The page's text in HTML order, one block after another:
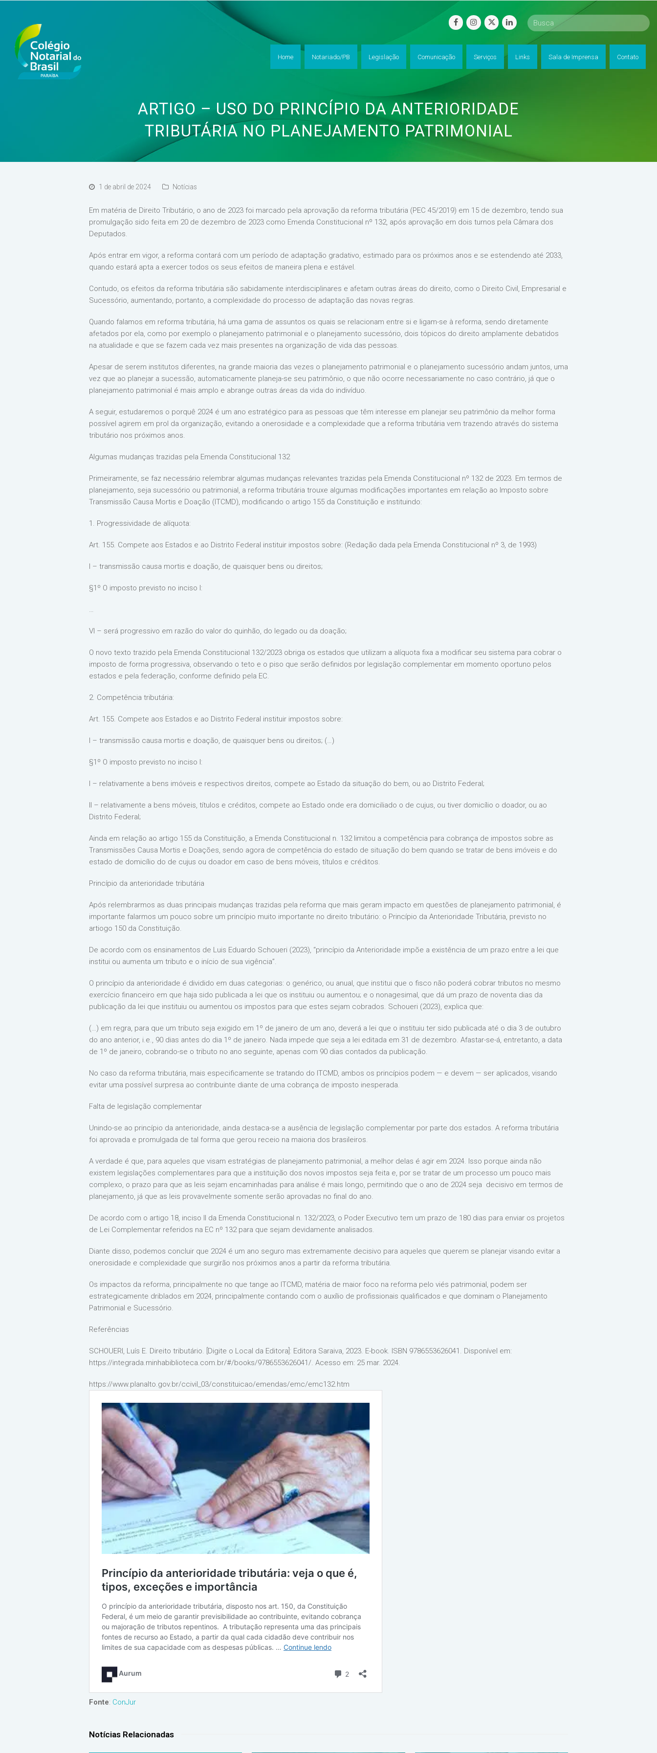
facebookinstagram
twitterlinkedin
Home Notariado/PB Legislação Comunicação Serviços Links Sala de Imprensa Contato
ARTIGO – USO DO PRINCÍPIO DA ANTERIORIDADE
TRIBUTÁRIA NO PLANEJAMENTO PATRIMONIAL
1 de abril de 2024 Notícias
Em matéria de Direito Tributário, o ano de 2023 foi marcado pela aprovação da reforma tributária (PEC 45/2019) em 15 de dezembro, tendo sua
promulgação sido feita em 20 de dezembro de 2023 como Emenda Constitucional nº 132, após aprovação em dois turnos pela Câmara dos
Deputados.
Após entrar em vigor, a reforma contará com um período de adaptação gradativo, estimado para os próximos anos e se estendendo até 2033,
quando estará apta a exercer todos os seus efeitos de maneira plena e estável.
Contudo, os efeitos da reforma tributária são sabidamente interdisciplinares e afetam outras áreas do direito, como o Direito Civil, Empresarial e
Sucessório, aumentando, portanto, a complexidade do processo de adaptação das novas regras.
Quando falamos em reforma tributária, há uma gama de assuntos os quais se relacionam entre si e ligam-se à reforma, sendo diretamente
afetados por ela, como por exemplo o planejamento patrimonial e o planejamento sucessório, dois tópicos do direito amplamente debatidos
na atualidade e que se fazem cada vez mais presentes na organização de vida das pessoas.
Apesar de serem institutos diferentes, na grande maioria das vezes o planejamento patrimonial e o planejamento sucessório andam juntos, uma
vez que ao planejar a sucessão, automaticamente planeja-se seu patrimônio, o que não ocorre necessariamente no caso contrário, já que o
planejamento patrimonial é mais amplo e abrange outras áreas da vida do indivíduo.
A seguir, estudaremos o porquê 2024 é um ano estratégico para as pessoas que têm interesse em planejar seu patrimônio da melhor forma
possível agirem em prol da organização, evitando a onerosidade e a complexidade que a reforma tributária vem trazendo através do sistema
tributário nos próximos anos.
Algumas mudanças trazidas pela Emenda Constitucional 132
Primeiramente, se faz necessário relembrar algumas mudanças relevantes trazidas pela Emenda Constitucional nº 132 de 2023. Em termos de
planejamento, seja sucessório ou patrimonial, a reforma tributária trouxe algumas modificações importantes em relação ao Imposto sobre
Transmissão Causa Mortis e Doação (ITCMD), modificando o artigo 155 da Constituição e instituindo:
1. Progressividade de alíquota:
Art. 155. Compete aos Estados e ao Distrito Federal instituir impostos sobre: (Redação dada pela Emenda Constitucional nº 3, de 1993)
I – transmissão causa mortis e doação, de quaisquer bens ou direitos;
§1º O imposto previsto no inciso I:
…
VI – será progressivo em razão do valor do quinhão, do legado ou da doação;​
O novo texto trazido pela Emenda Constitucional 132/2023 obriga os estados que utilizam a alíquota fixa a modificar seu sistema para cobrar o
imposto de forma progressiva, observando o teto e o piso que serão definidos por legislação complementar em momento oportuno pelos
estados e pela federação, conforme definido pela EC.
2. Competência tributária:
Art. 155. Compete aos Estados e ao Distrito Federal instituir impostos sobre:
I – transmissão causa mortis e doação, de quaisquer bens ou direitos; (…)
§1º O imposto previsto no inciso I:
I – relativamente a bens imóveis e respectivos direitos, compete ao Estado da situação do bem, ou ao Distrito Federal;
II – relativamente a bens móveis, títulos e créditos, compete ao Estado onde era domiciliado o de cujus, ou tiver domicílio o doador, ou ao
Distrito Federal;
Ainda em relação ao artigo 155 da Constituição, a Emenda Constitucional n. 132 limitou a competência para cobrança de impostos sobre as
Transmissões Causa Mortis e Doações, sendo agora de competência do estado de situação do bem quando se tratar de bens imóveis e do
estado de domicílio do de cujus ou doador em caso de bens móveis, títulos e créditos.
Princípio da anterioridade tributária
Após relembrarmos as duas principais mudanças trazidas pela reforma que mais geram impacto em questões de planejamento patrimonial, é
importante falarmos um pouco sobre um princípio muito importante no direito tributário: o Princípio da Anterioridade Tributária, previsto no
artiogo 150 da Constituição.
De acordo com os ensinamentos de Luis Eduardo Schoueri (2023), “princípio da Anterioridade impõe a existência de um prazo entre a lei que
institui ou aumenta um tributo e o início de sua vigência”.
O princípio da anterioridade é dividido em duas categorias: o genérico, ou anual, que institui que o fisco não poderá cobrar tributos no mesmo
exercício financeiro em que haja sido publicada a lei que os instituiu ou aumentou; e o nonagesimal, que dá um prazo de noventa dias da
publicação da lei que instituiu ou aumentou os impostos para que estes sejam cobrados. Schoueri (2023), explica que:
(…) em regra, para que um tributo seja exigido em 1º de janeiro de um ano, deverá a lei que o instituiu ter sido publicada até o dia 3 de outubro
do ano anterior, i.e., 90 dias antes do dia 1º de janeiro. Nada impede que seja a lei editada em 31 de dezembro. Afastar-se-á, entretanto, a data
de 1º de janeiro, cobrando-se o tributo no ano seguinte, apenas com 90 dias contados da publicação.
No caso da reforma tributária, mais especificamente se tratando do ITCMD, ambos os princípios podem — e devem — ser aplicados, visando
evitar uma possível surpresa ao contribuinte diante de uma cobrança de imposto inesperada.
Falta de legislação complementar
Unindo-se ao princípio da anterioridade, ainda destaca-se a ausência de legislação complementar por parte dos estados. A reforma tributária
foi aprovada e promulgada de tal forma que gerou receio na maioria dos brasileiros.
A verdade é que, para aqueles que visam estratégias de planejamento patrimonial, a melhor delas é agir em 2024. Isso porque ainda não
existem legislações complementares para que a instituição dos novos impostos seja feita e, por se tratar de um processo um pouco mais
complexo, o prazo para que as leis sejam encaminhadas para análise é mais longo, permitindo que o ano de 2024 seja decisivo em termos de
planejamento, já que as leis provavelmente somente serão aprovadas no final do ano.
De acordo com o artigo 18, inciso II da Emenda Constitucional n. 132/2023, o Poder Executivo tem um prazo de 180 dias para enviar os projetos
de Lei Complementar referidos na EC nº 132 para que sejam devidamente analisados.
Diante disso, podemos concluir que 2024 é um ano seguro mas extremamente decisivo para aqueles que querem se planejar visando evitar a
onerosidade e complexidade que surgirão nos próximos anos a partir da reforma tributária.
Os impactos da reforma, principalmente no que tange ao ITCMD, matéria de maior foco na reforma pelo viés patrimonial, podem ser
estrategicamente driblados em 2024, principalmente contando com o auxílio de profissionais qualificados e que dominam o Planejamento
Patrimonial e Sucessório.
Referências
SCHOUERI, Luís E. Direito tributário. [Digite o Local da Editora]: Editora Saraiva, 2023. E-book. ISBN 9786553626041. Disponível em:
https://integrada.minhabiblioteca.com.br/#/books/9786553626041/. Acesso em: 25 mar. 2024.
https://www.planalto.gov.br/ccivil_03/constituicao/emendas/emc/emc132.htm
Fonte: ConJur
Notícias Relacionadas